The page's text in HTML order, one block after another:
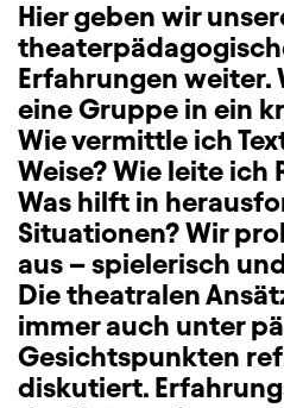
Hier geben wir
Erfahrungen weiter.
eine Gruppe in ein
Wie vermittle ich
Weise? Wie leite ich
Was hilft in
Situationen? Wir
aus – spielerisch
Die theatralen
immer auch unter
Gesichtspunkten
diskutiert.